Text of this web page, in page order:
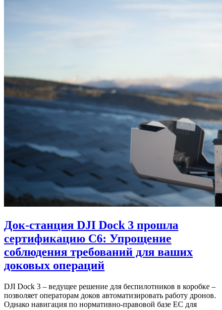
Док-станция DJI Dock 3 прошла
сертификацию C6: Упрощение
соблюдения требований для ваших
доковых операций
DJI Dock 3 – ведущее решение для беспилотников в коробке –
позволяет операторам доков автоматизировать работу дронов.
Однако навигация по нормативно-правовой базе ЕС для